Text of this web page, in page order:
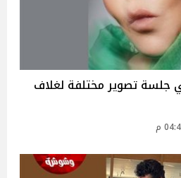
جلسة تصوير مختلفة لغلاف